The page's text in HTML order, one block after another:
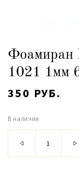
Фоамиран
1021 1мм
350 РУБ.
В наличии